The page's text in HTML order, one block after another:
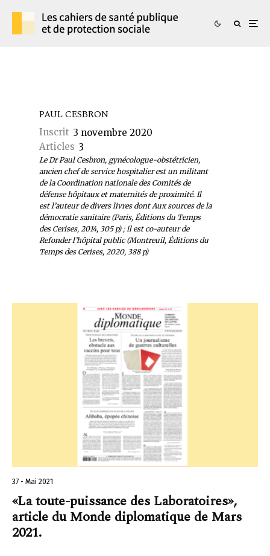
PAUL CESBRON
Inscrit 3 novembre 2020
Articles 3
Le Dr Paul Cesbron, gynécologue-obstétricien,
ancien chef de service hospitalier est un militant
de la Coordination nationale des Comités de
défense hôpitaux et maternités de proximité. Il
est l’auteur de divers livres dont Aux sources de la
démocratie sanitaire (Paris, Éditions du Temps
des Cerises, 2014, 305 p) ; il est co-auteur de
Refonder l’hôpital public (Montreuil, Éditions du
Temps des Cerises, 2020, 388 p)
37 - Mai 2021
«La toute-puissance des Laboratoires»,
article du Monde diplomatique de Mars
2021.